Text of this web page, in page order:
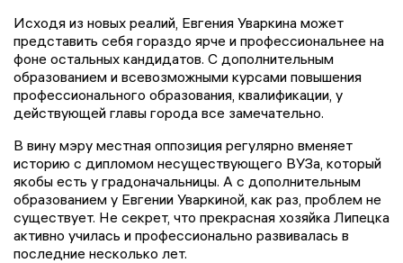
Исходя из новых реалий, Евгения Уваркина может
представить себя гораздо ярче и профессиональнее на
фоне остальных кандидатов. С дополнительным
образованием и всевозможными курсами повышения
профессионального образования, квалификации, у
действующей главы города все замечательно.
В вину мэру местная оппозиция регулярно вменяет
историю с дипломом несуществующего ВУЗа, который
якобы есть у градоначальницы. А с дополнительным
образованием у Евгении Уваркиной, как раз, проблем не
существует. Не секрет, что прекрасная хозяйка Липецка
активно училась и профессионально развивалась в
последние несколько лет.